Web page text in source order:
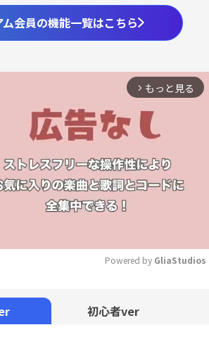
ム会員の機能一覧はこちら
arrow_forward_ios もっと見る
Powered by GliaStudios
初心者ver